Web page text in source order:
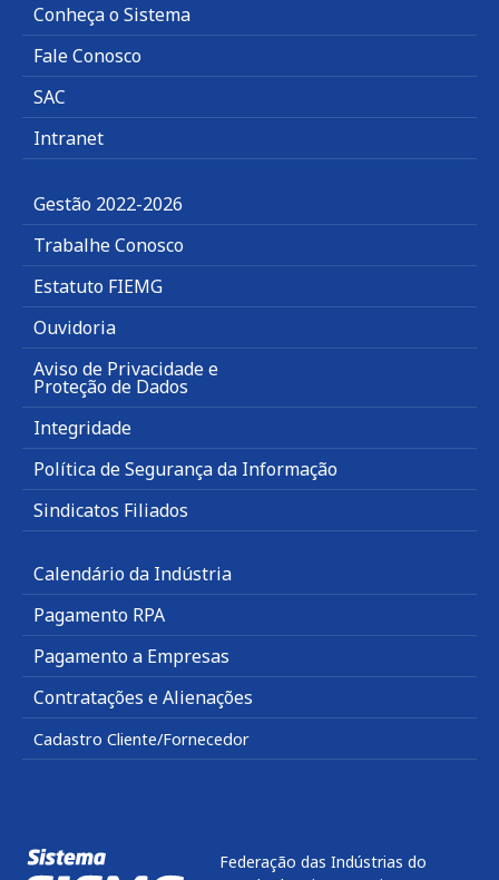
Conheça o Sistema
Fale Conosco
SAC
Intranet
Gestão 2022-2026
Trabalhe Conosco
Estatuto FIEMG
Ouvidoria
Aviso de Privacidade e
Proteção de Dados
Integridade
Política de Segurança da Informação
Sindicatos Filiados
Calendário da Indústria
Pagamento RPA
Pagamento a Empresas
Contratações e Alienações
Cadastro Cliente/Fornecedor
Federação das Indústrias do